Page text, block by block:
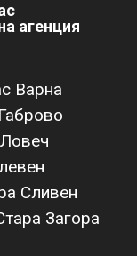
агенция
Варна
Габрово
Ловеч
Сливен
Загора